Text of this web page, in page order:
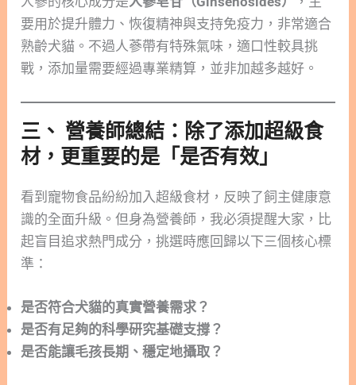
要用於提升體力、恢復精神與支持免疫力，非常適合
熟齡犬貓。不過人蔘帶有特殊氣味，適口性較具挑
戰，添加量需要經過專業精算，並非加越多越好。
三、 營養師總結：除了添加超級食
材，更重要的是「是否有效」
看到寵物食品紛紛加入超級食材，反映了飼主健康意
識的全面升級。但身為營養師，我必須提醒大家，比
起盲目追求熱門成分，挑選時應回歸以下三個核心標
準：
是否符合犬貓的真實營養需求？
是否有足夠的科學研究基礎支撐？
是否能讓毛孩長期、穩定地攝取？